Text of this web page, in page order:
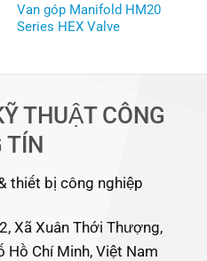
Van góp Manifold HM20
Series HEX Valve
THUẬT CÔNG
TÍN
thiết bị công nghiệp
Xã Xuân Thới Thượng,
Hồ Chí Minh, Việt Nam